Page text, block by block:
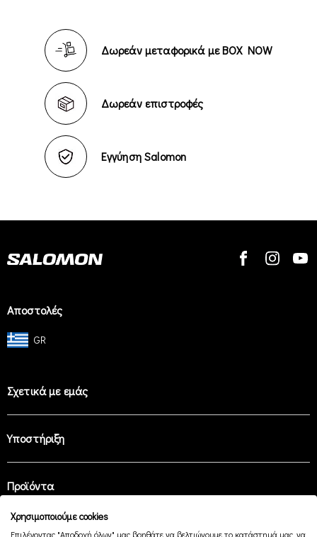
Δωρεάν μεταφορικά με BOX NOW
Δωρεάν επιστροφές
Εγγύηση Salomon
Αποστολές
GR
Σχετικά με εμάς
Υποστήριξη
Προϊόντα
Χρησιμοποιούμε cookies
Επιλέγοντας "Αποδοχή όλων" μας βοηθάτε να βελτιώνουμε το κατάστημά μας, να